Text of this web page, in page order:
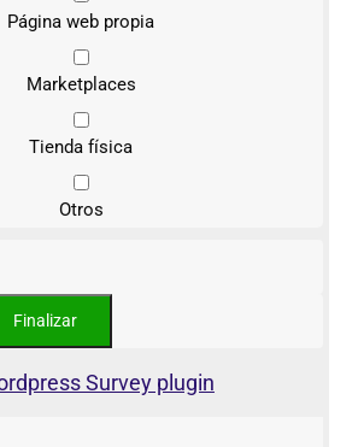
Página web propia
Marketplaces
Tienda física
Otros
Survey plugin